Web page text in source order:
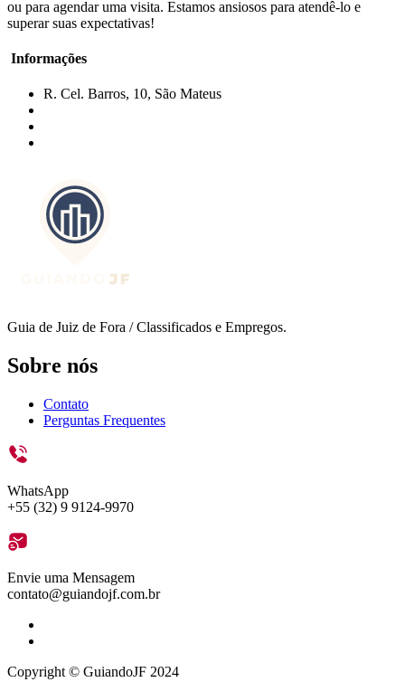
ou para agendar uma visita. Estamos ansiosos para atendê-lo e
superar suas expectativas!
Informações
R. Cel. Barros, 10, São Mateus
Guia de Juiz de Fora / Classificados e Empregos.
Sobre nós
Contato
Perguntas Frequentes
WhatsApp
+55 (32) 9 9124-9970
Envie uma Mensagem
contato@guiandojf.com.br
Copyright © GuiandoJF 2024